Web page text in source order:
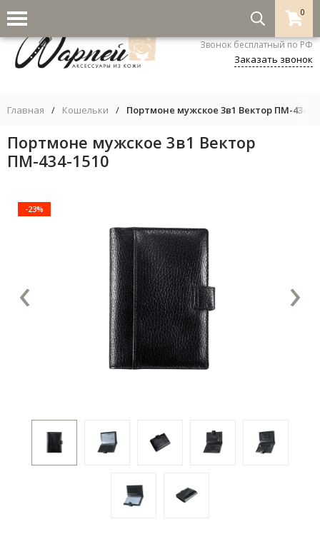
0
8-800-333-5530
Звонок бесплатный по РФ
Заказать звонок
Главная / Кошельки / Портмоне мужское 3в1 Вектор ПМ-434-
Портмоне мужское 3в1 Вектор
ПМ-434-1510
-23%
‹ ›